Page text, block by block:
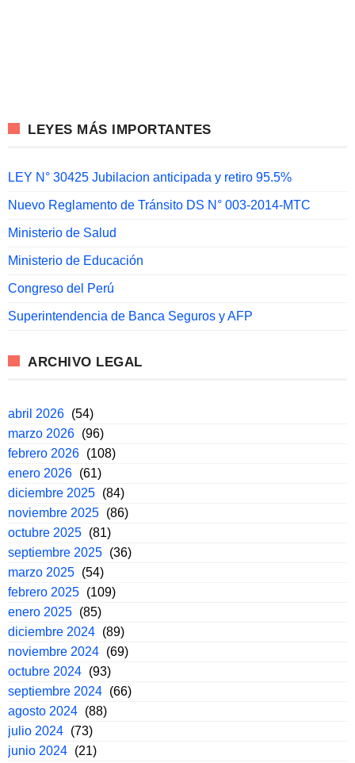
LEYES MÁS IMPORTANTES
LEY N° 30425 Jubilacion anticipada y retiro 95.5%
Nuevo Reglamento de Tránsito DS N° 003-2014-MTC
Ministerio de Salud
Ministerio de Educación
Congreso del Perú
Superintendencia de Banca Seguros y AFP
ARCHIVO LEGAL
abril 2026 (54)
marzo 2026 (96)
febrero 2026 (108)
enero 2026 (61)
diciembre 2025 (84)
noviembre 2025 (86)
octubre 2025 (81)
septiembre 2025 (36)
marzo 2025 (54)
febrero 2025 (109)
enero 2025 (85)
diciembre 2024 (89)
noviembre 2024 (69)
octubre 2024 (93)
septiembre 2024 (66)
agosto 2024 (88)
julio 2024 (73)
junio 2024 (21)